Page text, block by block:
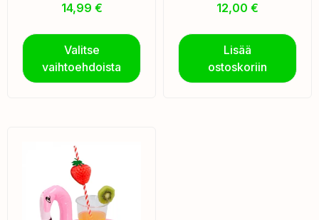
14,99 €
Valitse
vaihtoehdoista
12,00 €
Lisää
ostoskoriin